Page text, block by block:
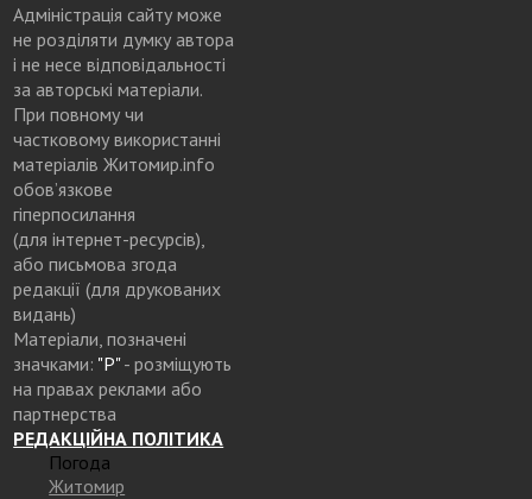
Адміністрація сайту може
не розділяти думку автора
і не несе відповідальності
за авторські матеріали.
При повному чи
частковому використанні
матеріалів Житомир.info
обов’язкове
гіперпосилання
(для інтернет-ресурсів),
або письмова згода
редакції (для друкованих
видань)
Матеріали, позначені
значками: "Р"- розміщують
на правах реклами або
партнерства
РЕДАКЦІЙНА ПОЛІТИКА
Погода
Житомир